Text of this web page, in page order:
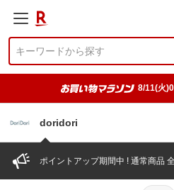
8/11(火
doridori
ポイントアップ期間中 ! 通常商品